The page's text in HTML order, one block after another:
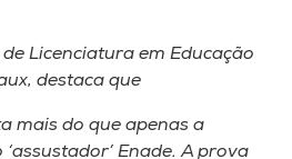
Licenciatura em Educação
destaca que
mais do que apenas a
Enade. A prova